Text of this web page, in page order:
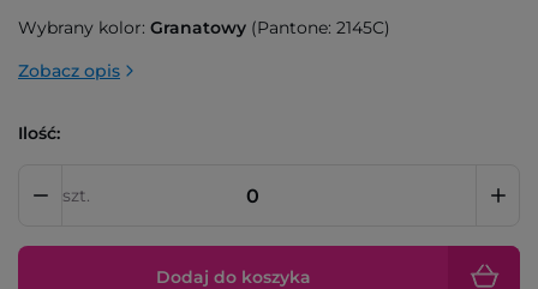
Wybrany kolor: Granatowy (Pantone: 2145C)
Zobacz opis
Ilość:
szt.
Dodaj do koszyka